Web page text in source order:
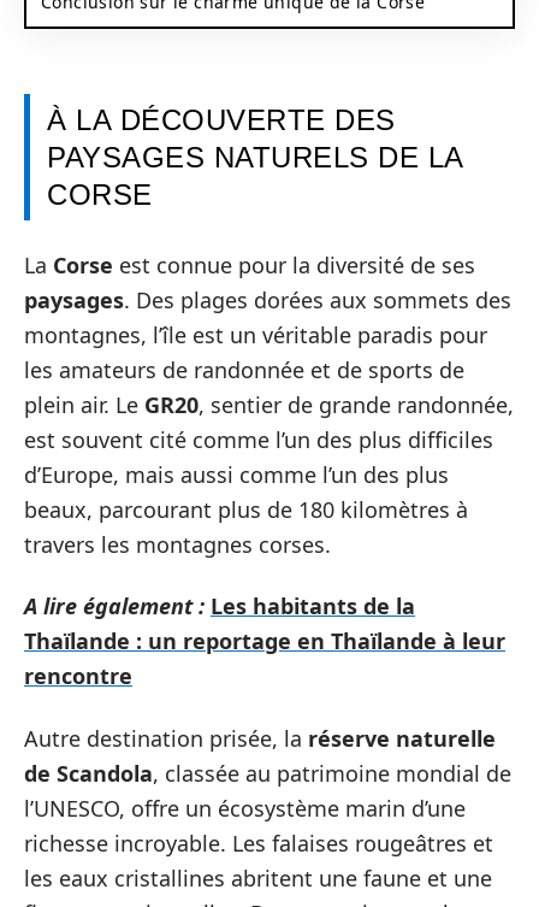
À LA DÉCOUVERTE DES
PAYSAGES NATURELS DE LA
CORSE
La Corse est connue pour la diversité de ses
paysages. Des plages dorées aux sommets des
montagnes, l’île est un véritable paradis pour
les amateurs de randonnée et de sports de
plein air. Le GR20, sentier de grande randonnée,
est souvent cité comme l’un des plus difficiles
d’Europe, mais aussi comme l’un des plus
beaux, parcourant plus de 180 kilomètres à
travers les montagnes corses.
A lire également : Les habitants de la
Thaïlande : un reportage en Thaïlande à leur
rencontre
Autre destination prisée, la réserve naturelle
de Scandola, classée au patrimoine mondial de
l’UNESCO, offre un écosystème marin d’une
richesse incroyable. Les falaises rougeâtres et
les eaux cristallines abritent une faune et une